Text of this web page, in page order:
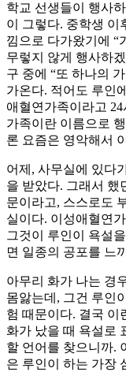
학교 선생들이 행사
이 그렇다. 중학생 이
낌으로 다가왔기에 “
무렇지 않게 행사하
구 중에 “또 하나의
가온다. 적어도 루인
애혈연가족이라고
가족이란 이름으로
론 요즘은 영악해서
어제, 사무실에 있다
을 받았다. 그래서 했
문이라고, 스스로도
실이다. 이성애혈연
그것이 루인이 욕설
면 일종의 공포를 느
아무리 화가 나는 경
몸앓는데, 그건 루인
험 때문이다. 결국 이
화가 났을 때 욕설로
할 언어를 찾으니까.
은 루인이 하는 가장